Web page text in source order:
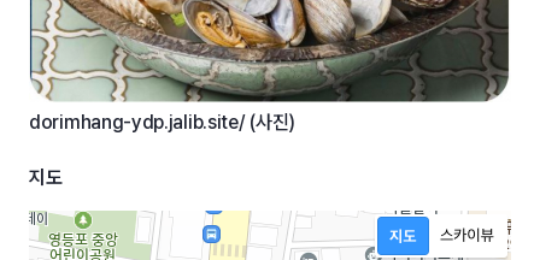
dorimhang-ydp.jalib.site/ (사진)
지도